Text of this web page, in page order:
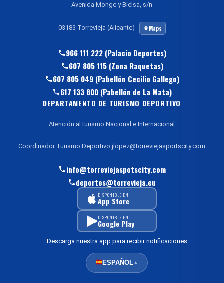
Avenida Monge y Bielsa, s/n
03183 Torrevieja (Alicante) Maps
966 111 222 (Palacio Deportes)
607 805 115 (Zona Raquetas)
607 805 049 (Pabellón Cecilio Gallego)
617 133 800 (Pabellón de La Mata)
DEPARTAMENTO DE TURISMO DEPORTIVO
Atención al turismo Nacional e Internacional
Coordinador Turismo Deportivo jlopez@torreviejasportscity.com
info@torreviejaspotscity.com
deportes@torrevieja.eu
DISPONIBLE EN
App Store
DISPONIBLE EN
Google Play
Descarga nuestra app para recibir notificaciones
ESPAÑOL▲